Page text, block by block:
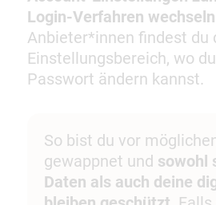
Login-Verfahren wechseln
Anbieter*innen findest du
Einstellungsbereich, wo
Passwort ändern kannst.
So bist du vor
gewappnet und sowohl
Daten als auch deine